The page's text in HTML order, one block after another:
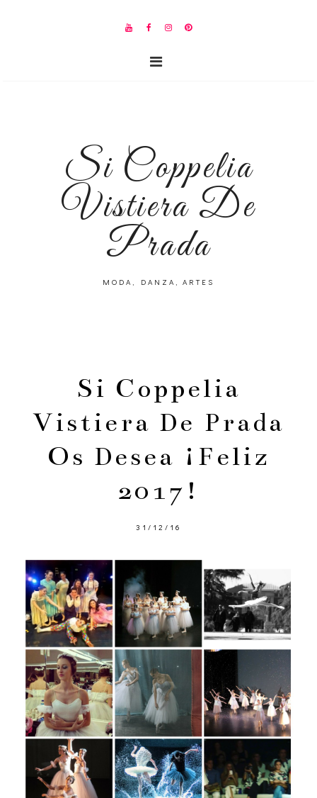
Si Coppelia
Vistiera De
Prada
MODA, DANZA, ARTES
Si Coppelia
Vistiera De Prada
Os Desea ¡Feliz
2017!
31/12/16